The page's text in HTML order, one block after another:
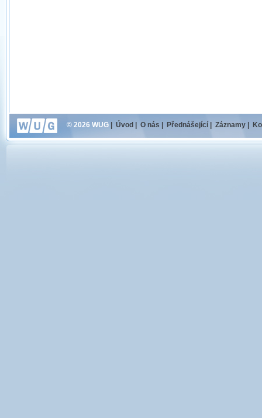
© 2026 WUG Úvod O nás Přednášející Záznamy